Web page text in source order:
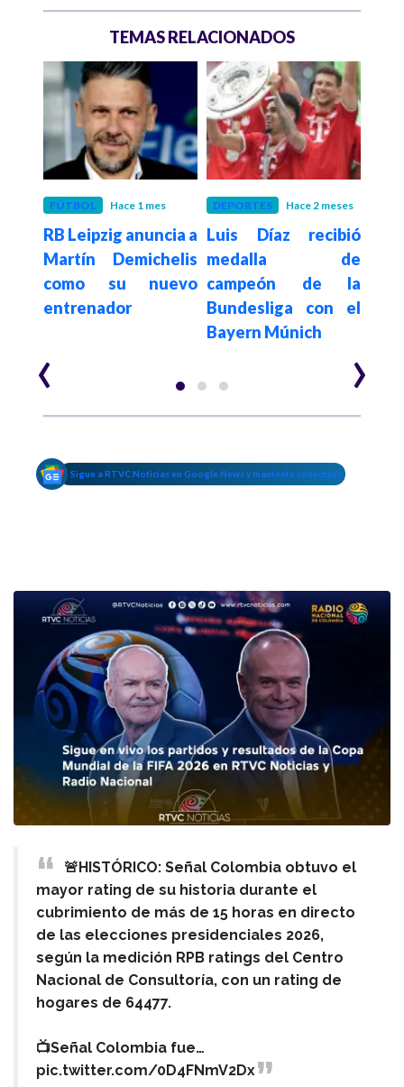
TEMAS RELACIONADOS
FÚTBOL Hace 1 mes
RB Leipzig anuncia a
Martín Demichelis
como su nuevo
entrenador
DEPORTES Hace 2 meses
Luis Díaz recibió
medalla de
campeón de la
Bundesliga con el
Bayern Múnich
‹ ›
Sigue a RTVC Noticias en Google News y mantente conectado
🚨HISTÓRICO: Señal Colombia obtuvo el
mayor rating de su historia durante el
cubrimiento de más de 15 horas en directo
de las elecciones presidenciales 2026,
según la medición RPB ratings del Centro
Nacional de Consultoría, con un rating de
hogares de 64477.
📺Señal Colombia fue…
pic.twitter.com/0D4FNmV2Dx